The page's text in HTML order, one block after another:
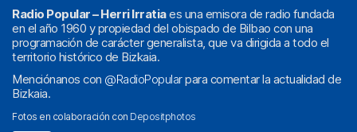
Radio Popular – Herri Irratiaes una emisora de radio fundada
en el año 1960 y propiedad del obispado de Bilbao con una
programación de carácter generalista, que va dirigida a todo el
territorio histórico de Bizkaia.
Menciónanos con @RadioPopularpara comentar la actualidad de
Bizkaia.
Fotos en colaboración con Depositphotos